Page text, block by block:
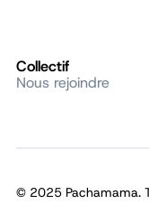
Collectif
Nous rejoindre
© 2025 Pachamama.